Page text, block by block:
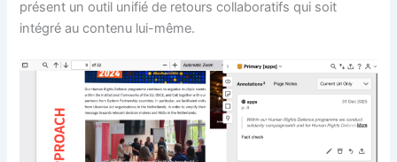
présent un outil unifié de retours collaboratifs qui soit
intégré au contenu lui-même.